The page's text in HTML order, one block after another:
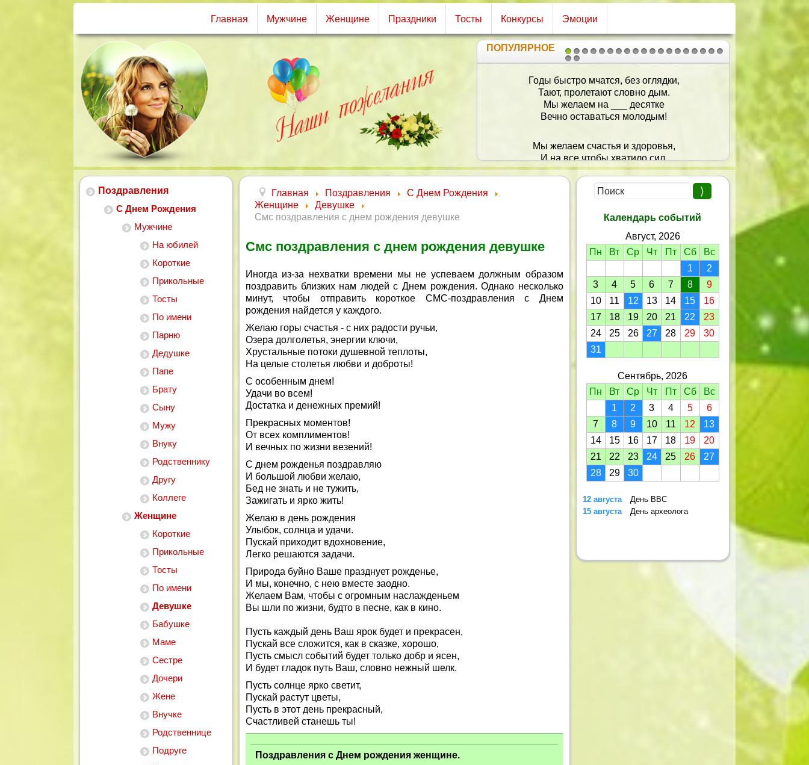
Главная Мужчине Женщине Праздники Тосты Конкурсы Эмоции
1 2
2021
ПОПУЛЯРНОЕ
Желаю всегда оставаться
Такой же яркой, как сейчас!
Во всех делах и развлеченьях —
Держать и дальше высший класс!
И так же радоваться жизни,
Счастью и солнцу, как теперь!
Поздравления
С Днем Рождения
Мужчине
На юбилей
Короткие
Прикольные
Тосты
По имени
Парню
Дедушке
Папе
Брату
Сыну
Мужу
Внуку
Родственнику
Другу
Коллеге
Женщине
Короткие
Прикольные
Тосты
По имени
Девушке
Бабушке
Маме
Сестре
Дочери
Жене
Внучке
Родственнице
Подруге
Главная Поздравления
С Днем Рождения
Женщине
Девушке
Смс поздравления с днем рождения девушке
Смс поздравления с днем рождения девушке
Иногда из-за нехватки времени мы не успеваем должным образом
поздравить близких нам людей с Днем рождения. Однако несколько
минут, чтобы отправить короткое СМС-поздравления с Днем
рождения найдется у каждого.
Желаю горы счастья - с них радости ручьи,
Озера долголетья, энергии ключи,
Хрустальные потоки душевной теплоты,
На целые столетья любви и доброты!
С особенным днем!
Удачи во всем!
Достатка и денежных премий!
Прекрасных моментов!
От всех комплиментов!
И вечных по жизни везений!
С днем рожденья поздравляю
И большой любви желаю,
Бед не знать и не тужить,
Зажигать и ярко жить!
Желаю в день рождения
Улыбок, солнца и удачи.
Пускай приходит вдохновение,
Легко решаются задачи.
Природа буйно Ваше празднует рожденье,
И мы, конечно, с нею вместе заодно.
Желаем Вам, чтобы с огромным наслажденьем
Вы шли по жизни, будто в песне, как в кино.
Пусть каждый день Ваш ярок будет и прекрасен,
Пускай все сложится, как в сказке, хорошо,
Пусть смысл событий будет только добр и ясен,
И будет гладок путь Ваш, словно нежный шелк.
Пусть солнце ярко светит,
Пускай растут цветы,
Пусть в этот день прекрасный,
Счастливей станешь ты!
Поздравления с Днем рождения женщине.
Календарь событий
Август, 2026
Пн
Вт Ср Чт Пт Сб
Вс
1
2
3
4 5 6 7 8
9
10
11 12 13 14 15
16
17
18 19 20 21 22
23
24
25 26 27 28 29
30
31
Сентябрь, 2026
Пн
Вт Ср Чт Пт Сб
Вс
1
2 3 4 5
6
7
8 9 10 11 12
13
14
15 16 17 18 19
20
21
22 23 24 25 26
27
28
29 30
12 августа
День ВВС
15 августа
День археолога